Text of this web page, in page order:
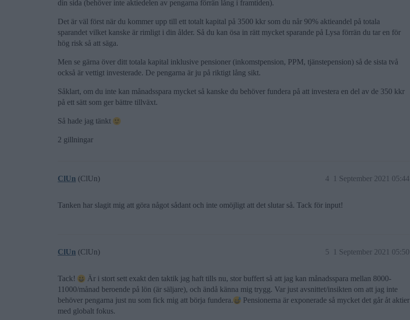
din sida (behöver inte aktiedelen av pengarna förrän lång i framtiden).
Det är väl först när du kommer upp till ett totalt kapital på 3500 kkr som du når 90% aktieandel på totala
sparandet vilket kanske är rimligt i din ålder. Så du kan ösa in rätt mycket sparande på Lysa förrän du tar en för
hög risk så att säga.
Men se gärna över ditt totala kapital inklusive pensioner (inkomstpension, PPM, tjänstepension) så de sista två
också är vettigt investerade. De pengarna är ju på riktigt lång sikt.
Såklart, om du inte kan månadsspara mycket så kanske du behöver fundera på att investera en del av de 350 kkr
på ett sätt som ger bättre tillväxt.
Så hade jag tänkt
2 gillningar
ClUn (ClUn) 1 September 2021 05:44
4
Tanken har slagit mig att göra något sådant och inte omöjligt att det slutar så. Tack för input!
ClUn (ClUn) 1 September 2021 05:50
5
Tack!
Är i stort sett exakt den taktik jag haft tills nu, stor buffert så att jag kan månadsspara mellan 8000-
11000/månad beroende på lön (är säljare), och ändå känna mig trygg. Var just avsnittet/insikten om att jag inte
behöver pengarna just nu som fick mig att börja fundera.
Pensionerna är exponerade så mycket det går åt aktier
med globalt fokus.